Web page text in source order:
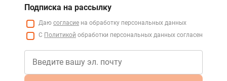
Подписка на рассылку
Даю согласие на обработку персональных данных
С Политикой обработки персональных данных согласен